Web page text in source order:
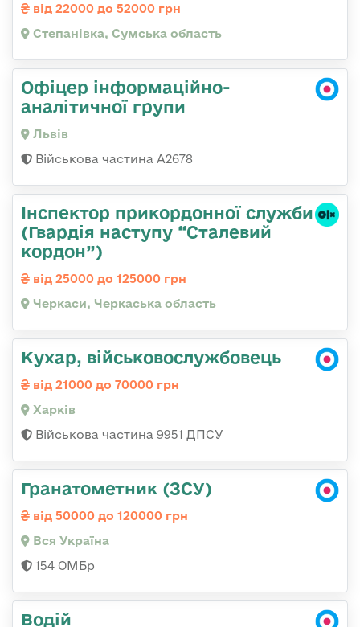
від 22000 до 52000 грн
Степанівка, Сумська область
Офіцер інформаційно-
аналітичної групи
Львів
Військова частина А2678
Інспектор прикордонної служби
(Гвардія наступу “Сталевий
кордон”)
від 25000 до 125000 грн
Черкаси, Черкаська область
Кухар, військовослужбовець
від 21000 до 70000 грн
Харків
Військова частина 9951 ДПСУ
Гранатометник (ЗСУ)
від 50000 до 120000 грн
Вся Україна
154 ОМБр
Водій